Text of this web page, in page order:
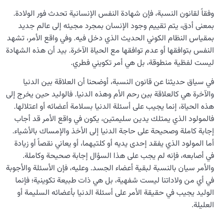
وفقاً لقانون النسبة، فإن شهادة النفس الإنسانية تحدث فور الولادة.
بمعنى أدق، يتم تقييم وجود الإنسان بمجرد مجيئه إلى عالم جديد
بمقياس النظام الكوني الحديث الذي دخل فيه. وفي واقع الأمر، تشهد
النفس بتوافقها أو عدم توافقها مع الحياة الآخرة. بيد أن هذه الشهادة
ليست لفظية منطوقة، بل هي أمر تكويني فطري.
في سياق حديثنا عن قانون النسبة، أوضحنا أن العلاقة بين الدنيا
والآخرة هي كالعلاقة بين رحم الأم وهذه الدنيا. فالوليد حين يخرج إلى
هذه الحياة، إنما يجيب على أسئلة الدنيا بسلامة أعضائه أو اعتلالها.
فالمولود الذي يمتلك يدين سليمتين، يكون في واقع الأمر قد أجاب
إجابة كاملة وصحيحة على حاجة الدنيا إلى الأخذ والإمساك بالأشياء.
أما المولود الذي يفقد إحدى يديه أو كلتيهما، أو يعاني نقصاً أو زيادة
في أصابعه، فإنه لم يجب على هذا السؤال إجابة صحيحة وكاملة.
والأمر سيان بالنسبة لبقية أعضاء الجسد. وعليه، فإن الأسئلة والأجوبة
في أي من ولاداتنا ليست شفهية، بل هي ذات طبيعة تكوينية؛ فإنما
الوليد يجيب في حقيقة الأمر على أسئلة الدنيا بأعضائه السليمة أو
العليلة.